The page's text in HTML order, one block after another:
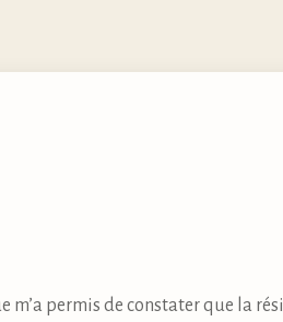
permis de constater que la